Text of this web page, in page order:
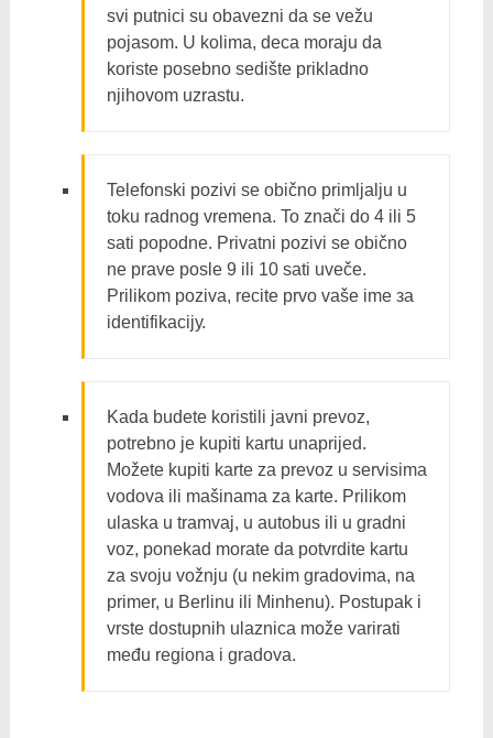
svi putnici su obavezni da se vežu
pojasom. U kolima, deca moraju da
koriste posebno sedište prikladno
njihovom uzrastu.
Telefonski pozivi se obično primljalju u
toku radnog vremena. To znači do 4 ili 5
sati popodne. Privatni pozivi se obično
ne prave posle 9 ili 10 sati uveče.
Prilikom poziva, recite prvo vaše ime за
identifikacijу.
Kada budete koristili javni prevoz,
potrebno je kupiti kartu unaprijed.
Možete kupiti karte za prevoz u servisima
vodova ili mašinama za karte. Prilikom
ulaska u tramvaj, u autobus ili u gradni
voz, ponekad morate da potvrdite kartu
za svoju vožnju (u nekim gradovima, na
primer, u Berlinu ili Minhenu). Postupak i
vrste dostupnih ulaznica može varirati
među regiona i gradova.